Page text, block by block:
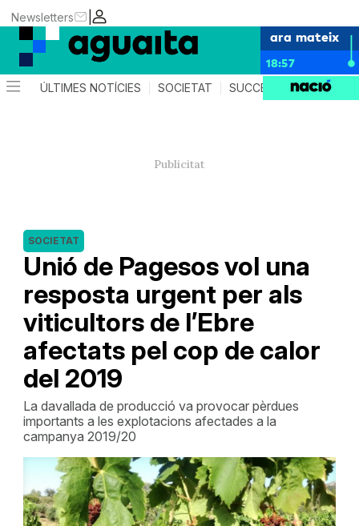
|
Newsletters
ara mateix
18:57
ÚLTIMES NOTÍCIES SOCIETAT SUCCESSOS AGENDA
Unió de Pagesos vol una
resposta urgent per als
viticultors de l’Ebre
afectats pel cop de calor
del 2019
SOCIETAT
La davallada de producció va provocar pèrdues
importants a les explotacions afectades a la
campanya 2019/20